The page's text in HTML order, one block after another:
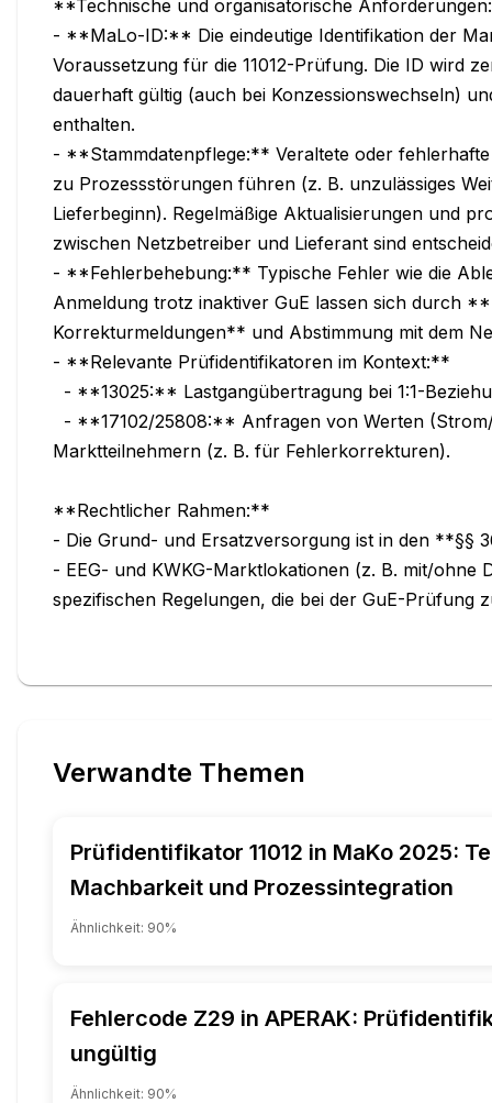
**Technische und organisatorische
- **MaLo-ID:** Die eindeutige Identifikation der
Voraussetzung für die 11012-Prüfung. Die ID wird
dauerhaft gültig (auch bei Konzessionswechseln)
enthalten.
- **Stammdatenpflege:** Veraltete oder
zu Prozessstörungen führen (z. B. unzulässiges
Lieferbeginn). Regelmäßige Aktualisierungen und
zwischen Netzbetreiber und Lieferant sind
- **Fehlerbehebung:** Typische Fehler wie die
Anmeldung trotz inaktiver GuE lassen sich durch
Korrekturmeldungen** und Abstimmung mit dem
- **Relevante Prüfidentifikatoren im Kontext:**
Marktteilnehmern (z. B. für Fehlerkorrekturen).
**Rechtlicher Rahmen:**
- Die Grund- und Ersatzversorgung ist in den **§§
- EEG- und KWKG-Marktlokationen (z. B. mit/ohne
spezifischen Regelungen, die bei der GuE-Prüfung
Verwandte Themen
Prüfidentifikator 11012 in MaKo 2025:
Machbarkeit und Prozessintegration
Ähnlichkeit: 90%
Fehlercode Z29 in APERAK:
ungültig
Ähnlichkeit: 90%